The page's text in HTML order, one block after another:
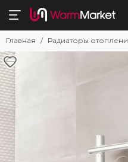
Полотенцесушители
Смотреть все товары
Комбинированные
Электрические
Водяные с нижним
Электрические с полкой
Водяные с боковым
С низким
Недорогие электрические
Главная Радиаторы